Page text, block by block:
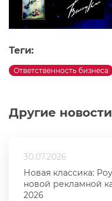
Другие новости
30.07.2026
Новая классика:
новой рекламной
2026
Теги:
Ответственность бизнеса